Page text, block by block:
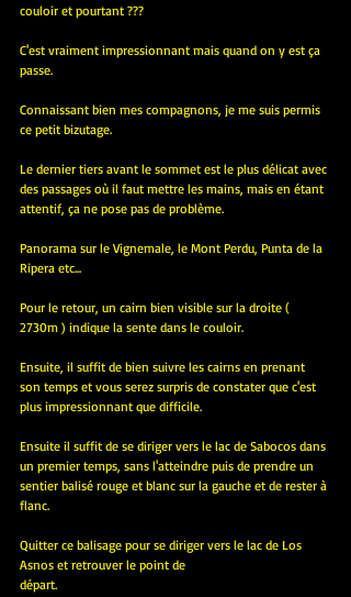
couloir et pourtant ???
C'est vraiment impressionnant mais quand on y est ça
passe.
Connaissant bien mes compagnons, je me suis permis
ce petit bizutage.
Le dernier tiers avant le sommet est le plus délicat avec
des passages où il faut mettre les mains, mais en étant
attentif, ça ne pose pas de problème.
Panorama sur le Vignemale, le Mont Perdu, Punta de la
Ripera etc...
Pour le retour, un cairn bien visible sur la droite (
2730m ) indique la sente dans le couloir.
Ensuite, il suffit de bien suivre les cairns en prenant
son temps et vous serez surpris de constater que c'est
plus impressionnant que difficile.
Ensuite il suffit de se diriger vers le lac de Sabocos dans
un premier temps, sans l'atteindre puis de prendre un
sentier balisé rouge et blanc sur la gauche et de rester à
flanc.
Quitter ce balisage pour se diriger vers le lac de Los
Asnos et retrouver le point de
départ.